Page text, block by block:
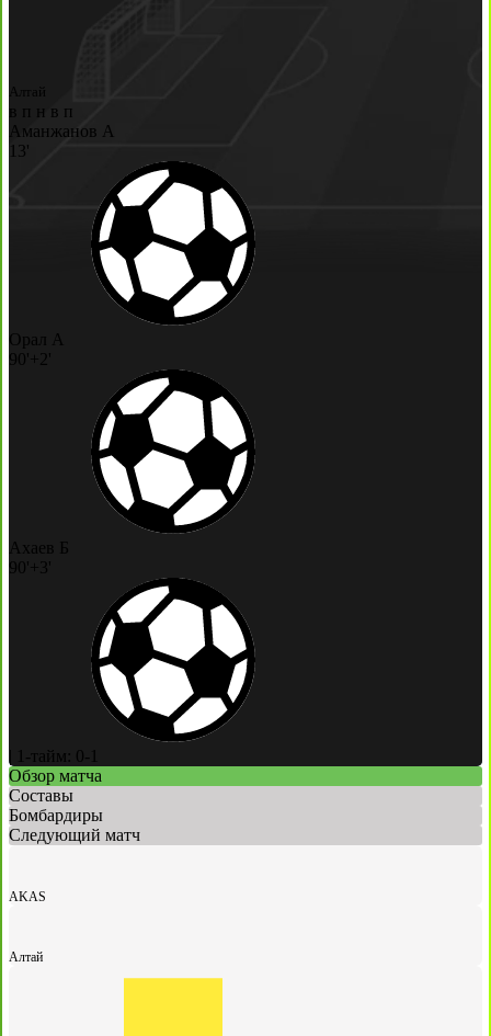
Алтай
в п н в п
Аманжанов А
13'
Орал А
90'+2'
Ахаев Б
90'+3'
1-тайм: 0-1
Обзор матча
Составы
Бомбардиры
Следующий матч
AKAS
Алтай